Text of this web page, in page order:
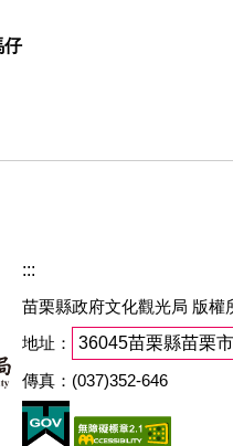
仔
:::
苗栗縣政府文化觀光局 版權
地址：
36045苗栗縣苗栗
傳真：(037)352-646